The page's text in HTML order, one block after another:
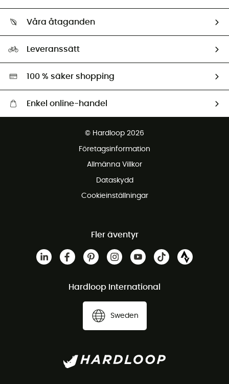
Retur & återbetalning
Ambassadörer
Våra åtaganden
Miljöanpassat urval
Leveranssätt
100 % säker shopping
Enkel online-handel
Gratis retur inom 100 dagar
© Hardloop 2026
Företagsinformation
Allmänna Villkor
Dataskydd
Cookieinställningar
Fler äventyr
Hardloop International
Sweden